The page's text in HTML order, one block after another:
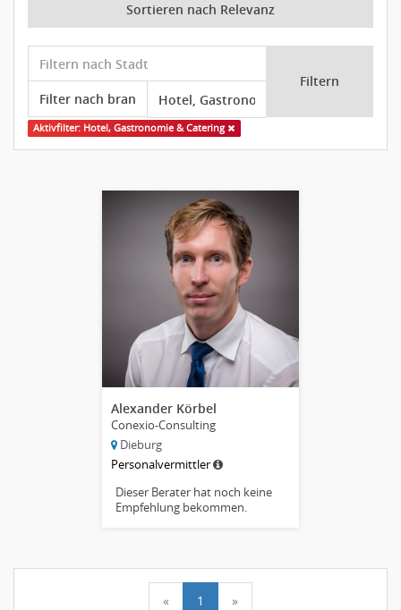
Sortieren nach Relevanz
Filtern
Aktivfilter: Hotel, Gastronomie & Catering
Alexander Körbel
Conexio-Consulting
Dieburg
Personalvermittler
Dieser Berater hat noch keine
Empfehlung bekommen.
« 1 »